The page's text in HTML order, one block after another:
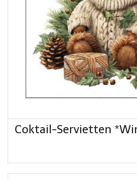
Coktail-Servietten